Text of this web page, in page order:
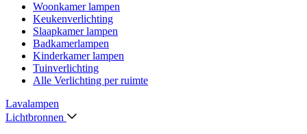
Woonkamer lampen
Keukenverlichting
Slaapkamer lampen
Badkamerlampen
Kinderkamer lampen
Tuinverlichting
Alle Verlichting per ruimte
Lavalampen
Lichtbronnen